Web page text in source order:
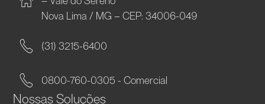
Nova Lima / MG – CEP: 34006-049
(31) 3215-6400
0800-760-0305 - Comercial
Nossas Soluções